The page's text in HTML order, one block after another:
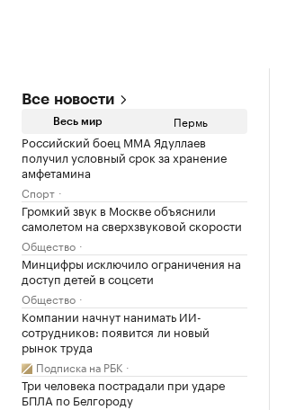
Все новости
Весь мир Пермь
Российский боец ММА Ядуллаев
получил условный срок за хранение
амфетамина
Спорт
Громкий звук в Москве объяснили
самолетом на сверхзвуковой скорости
Общество
Минцифры исключило ограничения на
доступ детей в соцсети
Общество
Компании начнут нанимать ИИ-
сотрудников: появится ли новый
рынок труда
Подписка на РБК
Три человека пострадали при ударе
БПЛА по Белгороду